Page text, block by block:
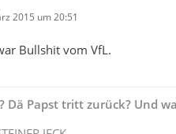
2015 um 20:51
Bullshit vom VfL.
Dä Papst tritt zurück? Und